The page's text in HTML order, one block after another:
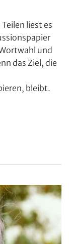
liest es
und
das Ziel, die
bleibt.